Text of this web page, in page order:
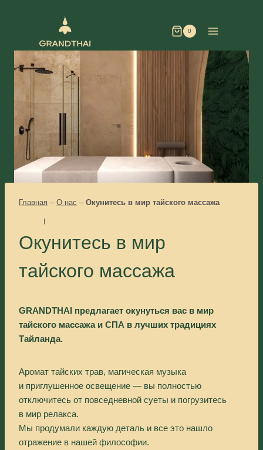
0
Главная – О нас – Окунитесь в мир тайского массажа
|
Окунитесь в мир
тайского массажа
GRANDTHAI предлагает окунуться вас в мир
тайского массажа и СПА в лучших традициях
Тайланда.
Аромат тайских трав, магическая музыка
и приглушенное освещение — вы полностью
отключитесь от повседневной суеты и погрузитесь
в мир релакса.
Мы продумали каждую деталь и все это нашло
отражение в нашей философии.